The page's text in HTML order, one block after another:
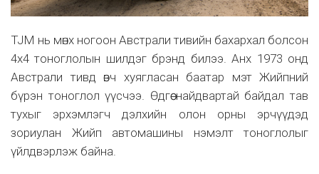
TJM нь мөнх ногоон Австрали тивийн бахархал болсон
4х4 тоноглолын шилдэг брэнд билээ. Анх 1973 онд
Австрали тивд өвч хуягласан баатар мэт Жийпний
бүрэн тоноглол үүсчээ. Өдгөө найдвартай байдал тав
тухыг эрхэмлэгч дэлхийн олон орны эрчүүдэд
зориулан Жийп автомашины нэмэлт тоноглолыг
үйлдвэрлэж байна.